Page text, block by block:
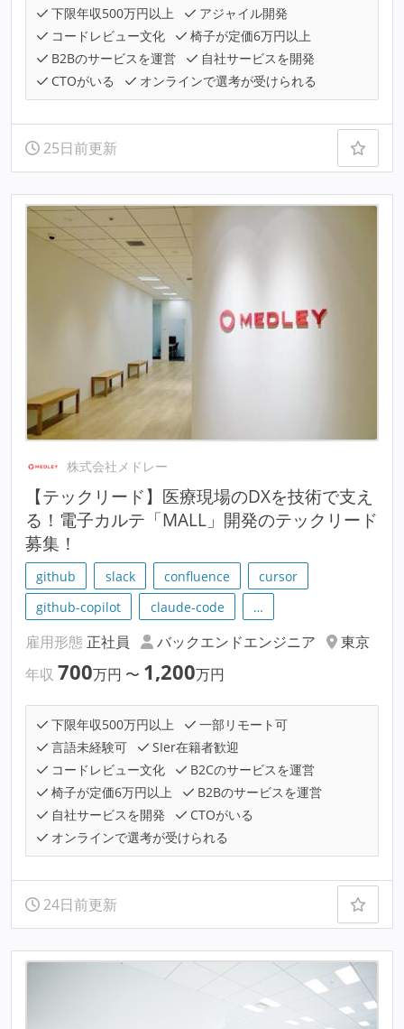
下限年収500万円以上
アジャイル開発
コードレビュー文化
椅子が定価6万円以上
B2Bのサービスを運営
自社サービスを開発
CTOがいる
オンラインで選考が受けられる
25日前更新
株式会社メドレー
【テックリード】医療現場のDXを技術で支え
る！電子カルテ「MALL」開発のテックリード
募集！
github slack confluence
cursor
github-copilot
claude-code …
雇用形態 正社員 バックエンドエンジニア
東京
年収 700万円 〜 1,200万円
下限年収500万円以上
一部リモート可
言語未経験可
SIer在籍者歓迎
コードレビュー文化
B2Cのサービスを運営
椅子が定価6万円以上
B2Bのサービスを運営
自社サービスを開発
CTOがいる
オンラインで選考が受けられる
24日前更新